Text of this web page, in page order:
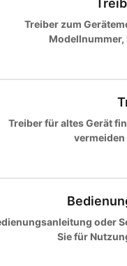
Treiber zum
Treiber für altes Gerät
vermeiden
oder
Sie für